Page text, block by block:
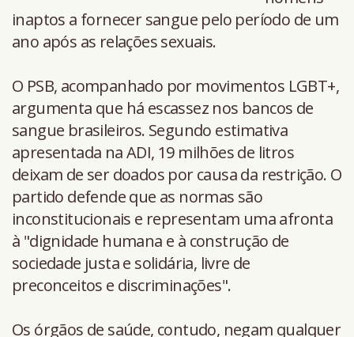
inaptos a fornecer sangue pelo período de um
ano após as relações sexuais.
O PSB, acompanhado por movimentos LGBT+,
argumenta que há escassez nos bancos de
sangue brasileiros. Segundo estimativa
apresentada na ADI, 19 milhões de litros
deixam de ser doados por causa da restrição. O
partido defende que as normas são
inconstitucionais e representam uma afronta
à "dignidade humana e à construção de
sociedade justa e solidária, livre de
preconceitos e discriminações".
Os órgãos de saúde, contudo, negam qualquer